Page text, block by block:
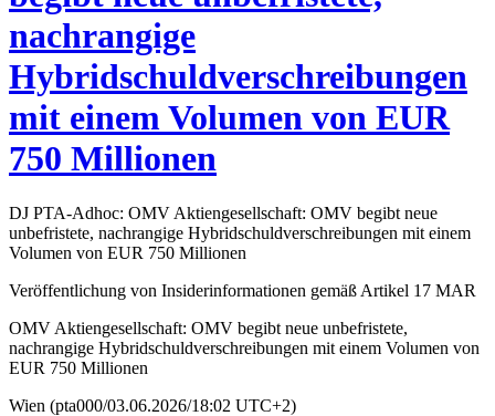
nachrangige
Hybridschuldverschreibungen
mit einem Volumen von EUR
750 Millionen
DJ PTA-Adhoc: OMV Aktiengesellschaft: OMV begibt neue
unbefristete, nachrangige Hybridschuldverschreibungen mit einem
Volumen von EUR 750 Millionen
Veröffentlichung von Insiderinformationen gemäß Artikel 17 MAR
OMV Aktiengesellschaft: OMV begibt neue unbefristete,
nachrangige Hybridschuldverschreibungen mit einem Volumen von
EUR 750 Millionen
Wien (pta000/03.06.2026/18:02 UTC+2)